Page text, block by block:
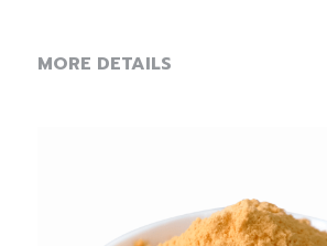
MORE DETAILS